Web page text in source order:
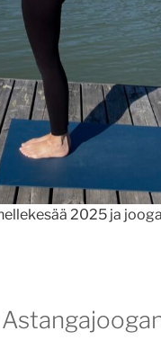
2025 ja